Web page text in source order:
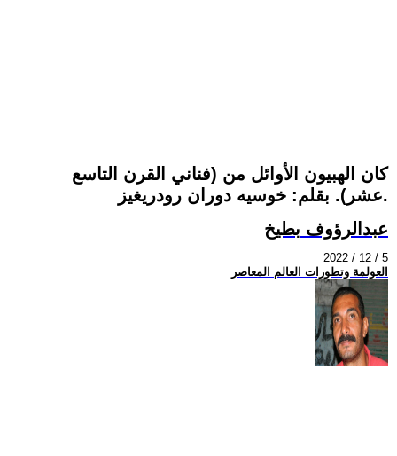
كان الهبيون الأوائل من (فناني القرن التاسع
عشر). بقلم: خوسيه دوران رودريغيز.
عبدالرؤوف بطيخ
2022 / 12 / 5
العولمة وتطورات العالم المعاصر